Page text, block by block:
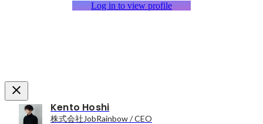
Log in to view profile
Kento Hoshi
株式会社JobRainbow / CEO